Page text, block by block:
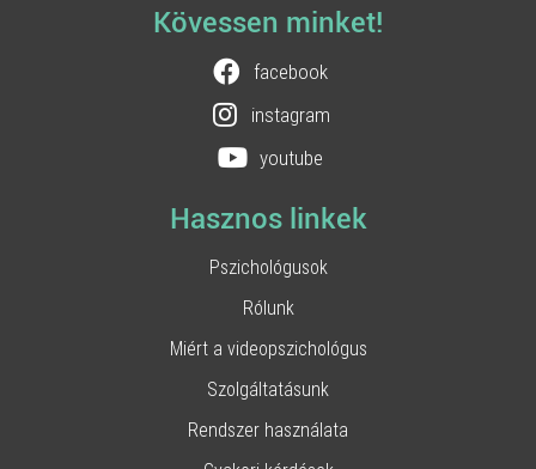
Kövessen minket!
facebook
instagram
youtube
Hasznos linkek
Pszichológusok
Rólunk
Miért a videopszichológus
Szolgáltatásunk
Rendszer használata